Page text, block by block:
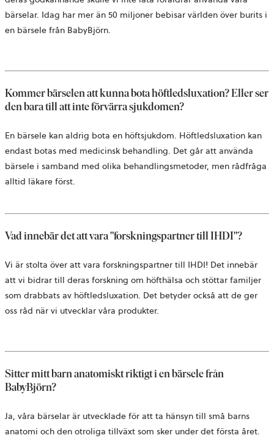
bärselar. Idag har mer än 50 miljoner bebisar världen över burits i
en bärsele från BabyBjörn.
Kommer bärselen att kunna bota höftledsluxation? Eller ser
den bara till att inte förvärra sjukdomen?
En bärsele kan aldrig bota en höftsjukdom. Höftledsluxation kan
endast botas med medicinsk behandling. Det går att använda
bärsele i samband med olika behandlingsmetoder, men rådfråga
alltid läkare först.
Vad innebär det att vara "forskningspartner till IHDI"?
Vi är stolta över att vara forskningspartner till IHDI! Det innebär
att vi bidrar till deras forskning om höfthälsa och stöttar familjer
som drabbats av höftledsluxation. Det betyder också att de ger
oss råd när vi utvecklar våra produkter.
Sitter mitt barn anatomiskt riktigt i en bärsele från
BabyBjörn?
Ja, våra bärselar är utvecklade för att ta hänsyn till små barns
anatomi och den otroliga tillväxt som sker under det första året.